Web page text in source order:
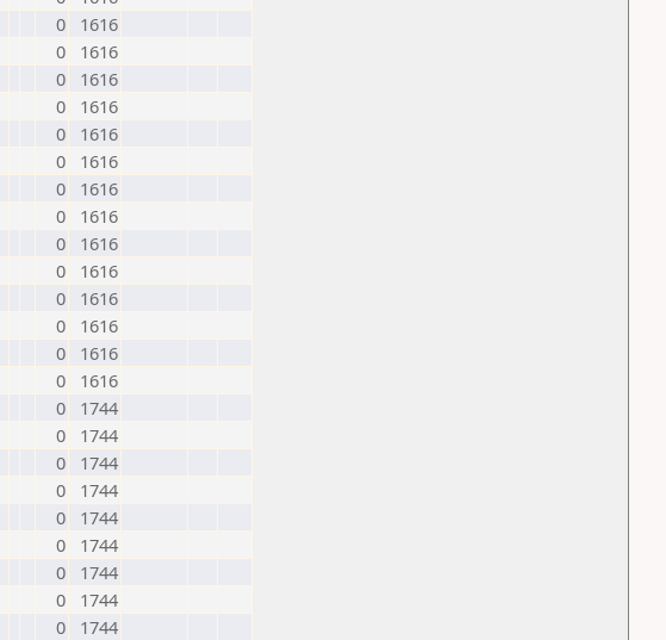
0
1616
0
1616
0
1616
0
1616
0
1616
0
1616
0
1616
0
1616
0
1616
0
1616
0
1616
0
1616
0
1616
0
1616
0
1744
0
1744
0
1744
0
1744
0
1744
0
1744
0
1744
0
1744
0 1744